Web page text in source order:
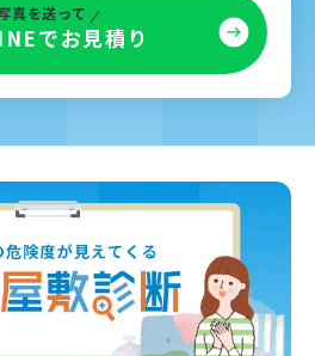
真を送って
でお見積り